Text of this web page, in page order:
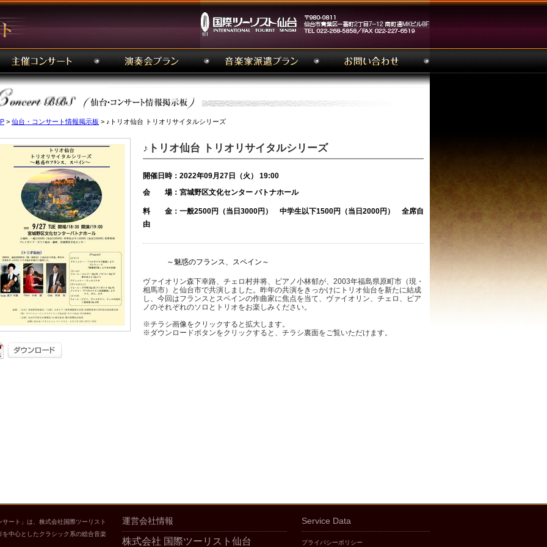
> 仙台・コンサート情報掲示板 > ♪トリオ仙台 トリオリサイタルシリーズ
♪トリオ仙台 トリオリサイタルシリーズ
開催日時：2022年09月27日（火） 19:00
会 場：宮城野区文化センター パトナホール
料 金：一般2500円（当日3000円） 中学生以下1500円（当日2000円） 全席自
由
～魅惑のフランス、スペイン～
ヴァイオリン森下幸路、チェロ村井将、ピアノ小林郁が、2003年福島県原町市（現・
相馬市）と仙台市で共演しました。昨年の共演をきっかけにトリオ仙台を新たに結成
し、今回はフランスとスペインの作曲家に焦点を当て、ヴァイオリン、チェロ、ピア
ノのそれぞれのソロとトリオをお楽しみください。
※チラシ画像をクリックすると拡大します。
※ダウンロードボタンをクリックすると、チラシ裏面をご覧いただけます。
ート」は、株式会社国際ツーリスト
を中心としたクラシック系の総合音楽
運営会社情報
株式会社 国際ツーリスト仙台
Service Data
プライバシーポリシー